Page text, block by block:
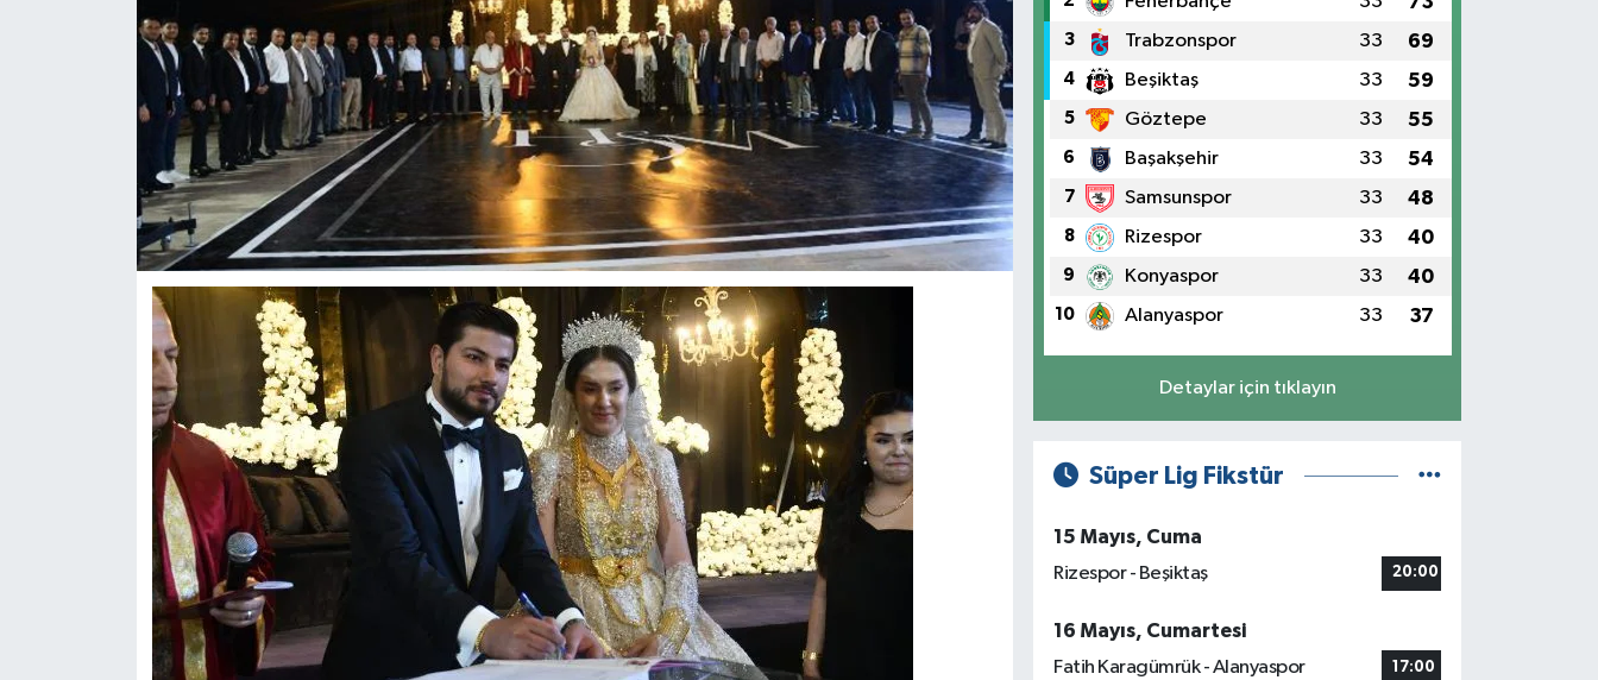
3 Trabzonspor 33 69
4 Beşiktaş 33 59
5 Göztepe 33 55
6 Başakşehir 33 54
7 Samsunspor 33 48
8 Rizespor 33 40
9 Konyaspor 33 40
10 Alanyaspor 33 37
Detaylar için tıklayın
Süper Lig Fikstür
15 Mayıs, Cuma
Rizespor - Beşiktaş
20:00
16 Mayıs, Cumartesi
Fatih Karagümrük - Alanyaspor
17:00